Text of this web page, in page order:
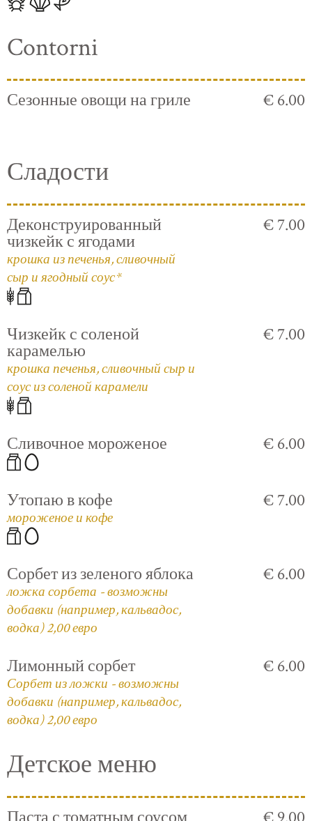
Contorni
Сезонные овощи на гриле € 6.00
Сладости
Деконструированный
чизкейк с ягодами
крошка из печенья, сливочный
сыр и ягодный соус*
€ 7.00
Чизкейк с соленой
карамелью
крошка печенья, сливочный сыр и
соус из соленой карамели
€ 7.00
Сливочное мороженое € 6.00
Утопаю в кофе
мороженое и кофе
€ 7.00
Сорбет из зеленого яблока
ложка сорбета - возможны
добавки (например, кальвадос,
водка) 2,00 евро
€ 6.00
Лимонный сорбет
Сорбет из ложки - возможны
добавки (например, кальвадос,
водка) 2,00 евро
€ 6.00
Детское меню